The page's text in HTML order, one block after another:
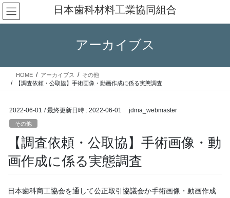
コ
ン
テ
ス
ナ
ビ
ゲ
ン
日本歯科材料工業協同組合
アーカイブス
HOME アーカイブス
その他
【調査依頼・公取協】手術画像・動画作成に係る実態調査
2022-06-01 / 最終更新日時 : 2022-06-01 jdma_webmaster
その他
【調査依頼・公取協】手術画像・動
画作成に係る実態調査
日本歯科商工協会を通して公正取引協議会か手術画像・動画作成